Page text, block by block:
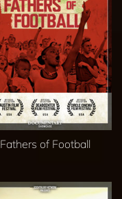
Fathers of Football